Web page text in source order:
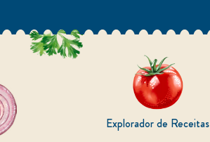
Explorador de Receitas